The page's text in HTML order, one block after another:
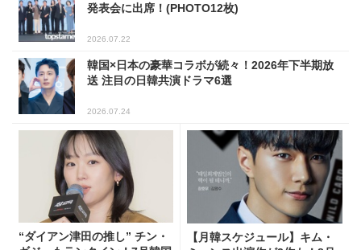
発表会に出席！(PHOTO12枚)
2026.07.22
韓国×日本の豪華コラボが続々！2026年下半期放
送 注目の日韓共演ドラマ6選
2026.07.24
“ダイアン津田の推し” チン・
【月韓スケジュール】キム・